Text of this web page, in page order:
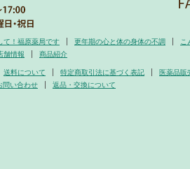
て！福原薬局です 更年期の心と体の身体の不調
こ
舗情報 商品紹介
送料について 特定商取引法に基づく表記
医薬品販
問い合わせ 返品・交換について